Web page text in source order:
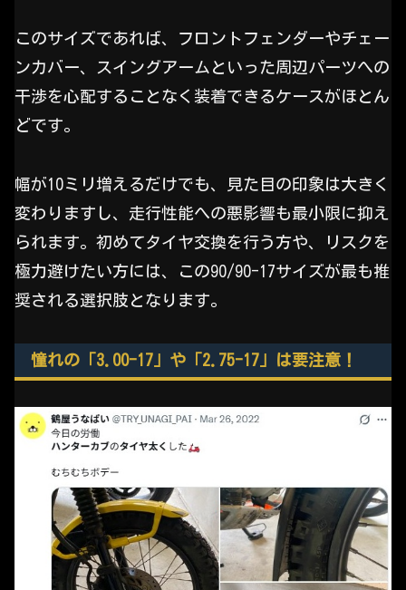
このサイズであれば、フロントフェンダーやチェー
ンカバー、スイングアームといった周辺パーツへの
干渉を心配することなく装着できるケースがほとん
どです。
幅が10ミリ増えるだけでも、見た目の印象は大きく
変わりますし、走行性能への悪影響も最小限に抑え
られます。初めてタイヤ交換を行う方や、リスクを
極力避けたい方には、この90/90-17サイズが最も推
奨される選択肢となります。
憧れの「3.00-17」や「2.75-17」は要注意！